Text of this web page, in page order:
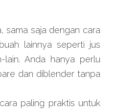
sama saja dengan cara
lainnya seperti jus
lain. Anda hanya perlu
dan diblender tanpa
paling praktis untuk